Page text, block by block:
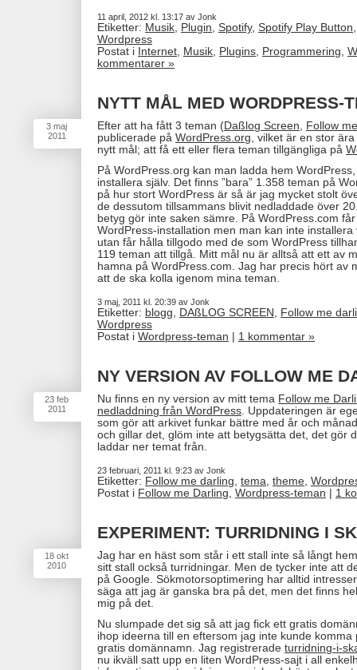
11 april, 2012 kl. 13:17 av Jonk
Etiketter: Musik Plugin Spotify, Spotify Play Button
Wordpress
Postat i Internet Musik Plugins Programmering
kommentarer »
3 maj
2011
NYTT MÅL MED WORDPRESS-
Efter att ha fått 3 teman (Daßlog Screen
Follow
publicerade på WordPress.org , vilket är en stor
nytt mål; att få ett eller flera teman tillgängliga på
På WordPress.org kan man ladda hem
installera själv. Det finns ”bara” 1.358 teman på
på hur stort WordPress är så är jag mycket stolt
de dessutom tillsammans blivit nedladdade över
betyg gör inte saken sämre. På WordPress.com
WordPress-installation men man kan inte
utan får hålla tillgodo med de som WordPress
119 teman att tillgå. Mitt mål nu är alltså att ett av
hamna på WordPress.com. Jag har precis hört av
att de ska kolla igenom mina teman.
3 maj, 2011 kl. 20:39 av Jonk
Etiketter: blogg DAßLOG SCREEN
Follow me
Wordpress
Postat i Wordpress-teman | 1 kommentar »
23 feb
2011
NY VERSION AV FOLLOW ME
Nu finns en ny version av mitt tema Follow me
nedladdning från WordPress . Uppdateringen är
som gör att arkivet funkar bättre med år och
och gillar det, glöm inte att betygsätta det, det gör
laddar ner temat från.
23 februari, 2011 kl. 9:23 av Jonk
Etiketter: Follow me darling tema theme
Postat i Follow me Darling Wordpress-teman | 1
18 okt
2010
EXPERIMENT: TURRIDNING I
Jag har en häst som står i ett stall inte så långt
sitt stall också turridningar. Men de tycker inte att
på Google. Sökmotorsoptimering har alltid
säga att jag är ganska bra på det, men det finns
mig på det.
Nu slumpade det sig så att jag fick ett gratis
ihop ideerna till en eftersom jag inte kunde komma
gratis domännamn. Jag registrerade turridning-i-
nu ikväll satt upp en liten WordPress-sajt i all